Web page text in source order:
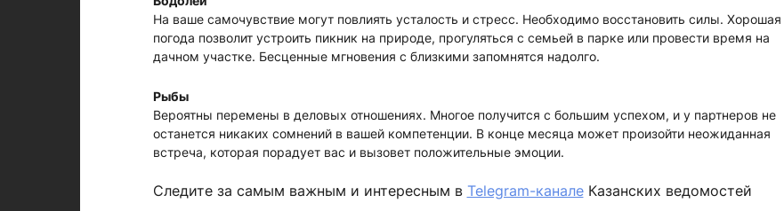
На ваше самочувствие могут повлиять усталость и стресс. Необходимо восстановить силы. Хорошая
погода позволит устроить пикник на природе, прогуляться с семьей в парке или провести время на
дачном участке. Бесценные мгновения с близкими запомнятся надолго.
Рыбы
Вероятны перемены в деловых отношениях. Многое получится с большим успехом, и у партнеров не
останется никаких сомнений в вашей компетенции. В конце месяца может произойти неожиданная
встреча, которая порадует вас и вызовет положительные эмоции.
Следите за самым важным и интересным в Telegram-каналеКазанских ведомостей